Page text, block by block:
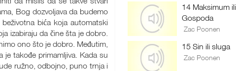
Bog dozvoljava da budemo
bića koja automatski
izabiraju da čine šta je dobro.
ono što je dobro. Međutim,
takođe primamljiva. Kada su
ružno, odbojno, puno trnja i
14 Maksimum
Gospoda
Zac Poonen
15 Sin ili sluga
Zac Poonen